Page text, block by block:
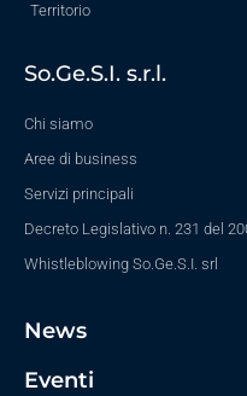
Territorio
So.Ge.S.I. s.r.l.
Chi siamo
Aree di business
Servizi principali
Decreto Legislativo n. 231 del
Whistleblowing So.Ge.S.I. srl
News
Eventi